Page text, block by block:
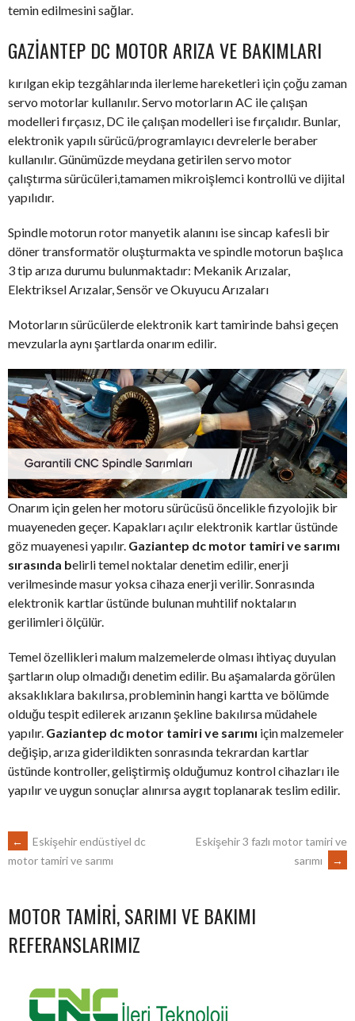
temin edilmesini sağlar.
GAZIANTEP DC MOTOR ARIZA VE BAKIMLARI
kırılgan ekip tezgâhlarında ilerleme hareketleri için çoğu zaman
servo motorlar kullanılır. Servo motorların AC ile çalışan
modelleri fırçasız, DC ile çalışan modelleri ise fırçalıdır. Bunlar,
elektronik yapılı sürücü/programlayıcı devrelerle beraber
kullanılır. Günümüzde meydana getirilen servo motor
çalıştırma sürücüleri,tamamen mikroişlemci kontrollü ve dijital
yapılıdır.
Spindle motorun rotor manyetik alanını ise sincap kafesli bir
döner transformatör oluşturmakta ve spindle motorun başlıca
3 tip arıza durumu bulunmaktadır: Mekanik Arızalar,
Elektriksel Arızalar, Sensör ve Okuyucu Arızaları
Motorların sürücülerde elektronik kart tamirinde bahsi geçen
mevzularla aynı şartlarda onarım edilir.
Onarım için gelen her motoru sürücüsü öncelikle fizyolojik bir
muayeneden geçer. Kapakları açılır elektronik kartlar üstünde
göz muayenesi yapılır. Gaziantep dc motor tamiri ve sarımı
sırasında belirli temel noktalar denetim edilir, enerji
verilmesinde masur yoksa cihaza enerji verilir. Sonrasında
elektronik kartlar üstünde bulunan muhtilif noktaların
gerilimleri ölçülür.
Temel özellikleri malum malzemelerde olması ihtiyaç duyulan
şartların olup olmadığı denetim edilir. Bu aşamalarda görülen
aksaklıklara bakılırsa, probleminin hangi kartta ve bölümde
olduğu tespit edilerek arızanın şekline bakılırsa müdahele
yapılır. Gaziantep dc motor tamiri ve sarımı için malzemeler
değişip, arıza giderildikten sonrasında tekrardan kartlar
üstünde kontroller, geliştirmiş olduğumuz kontrol cihazları ile
yapılır ve uygun sonuçlar alınırsa aygıt toplanarak teslim edilir.
POST
NAVIGATION
←
Eskişehir endüstiyel dc
motor tamiri ve sarımı
Eskişehir 3 fazlı motor tamiri ve
sarımı
→
MOTOR TAMIRI, SARIMI VE BAKIMI
REFERANSLARIMIZ